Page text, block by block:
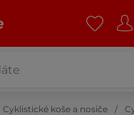
Cyklistické koše a nosiče